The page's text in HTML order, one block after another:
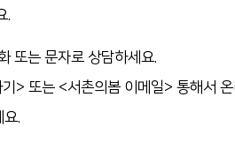
.
또는 문자로 상담하세요.
> 또는 <서촌의봄 이메일> 통해서
.